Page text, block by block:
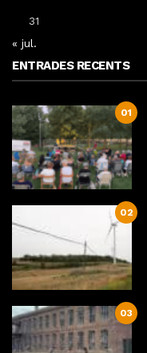
31
« jul.
ENTRADES RECENTS
01
02
03